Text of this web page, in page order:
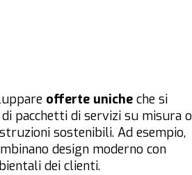
offerte uniche che si
pacchetti di servizi su misura o
sostenibili. Ad esempio,
design moderno con
dei clienti.